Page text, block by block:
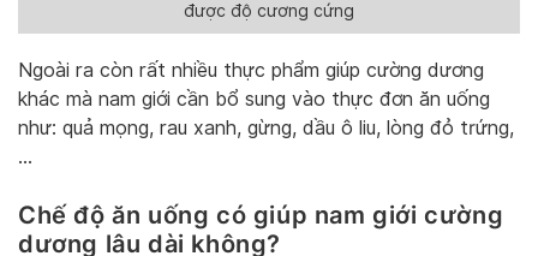
được độ cương cứng
Ngoài ra còn rất nhiều thực phẩm giúp cường dương
khác mà nam giới cần bổ sung vào thực đơn ăn uống
như: quả mọng, rau xanh, gừng, dầu ô liu, lòng đỏ trứng,
…
Chế độ ăn uống có giúp nam giới cường
dương lâu dài không?